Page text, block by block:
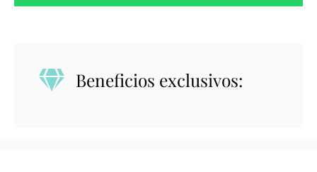
Beneficios exclusivos: